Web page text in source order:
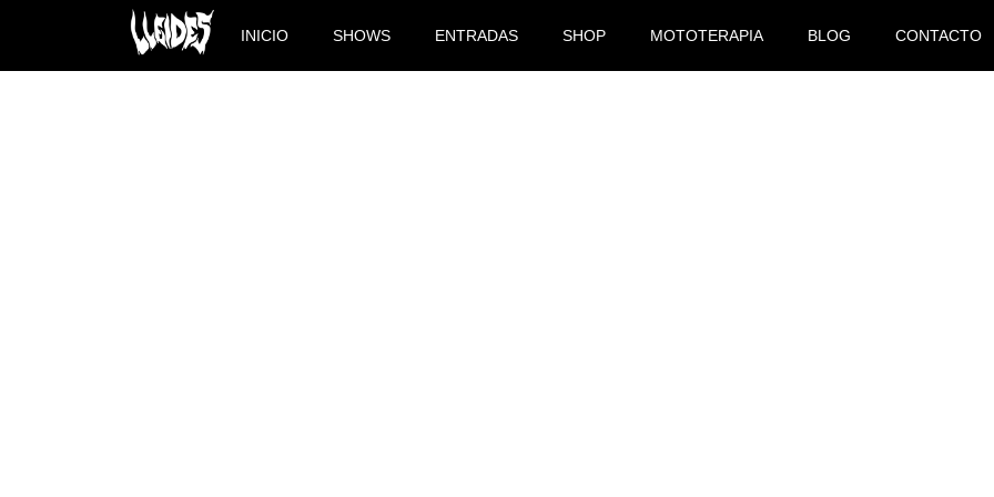
INICIO SHOWS ENTRADAS SHOP MOTOTERAPIA BLOG CONTACTO